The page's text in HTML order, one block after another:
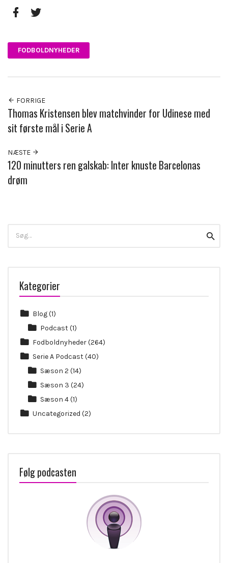
FODBOLDNYHEDER
FORRIGE
Thomas Kristensen blev matchvinder for Udinese med
sit første mål i Serie A
NÆSTE
120 minutters ren galskab: Inter knuste Barcelonas
drøm
for:
Kategorier
Blog(1)
Podcast(1)
Fodboldnyheder(264)
Serie A Podcast(40)
Sæson 2 (14)
Sæson 3 (24)
Sæson 4(1)
Uncategorized (2)
Følg podcasten